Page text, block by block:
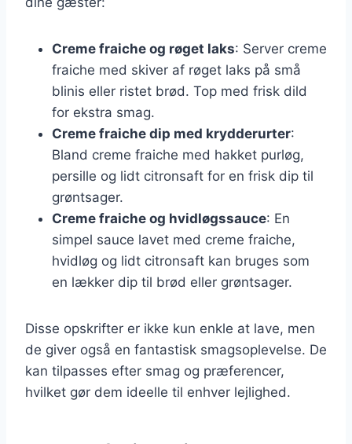
Creme fraiche og røget laks: Server creme
fraiche med skiver af røget laks på små
blinis eller ristet brød. Top med frisk dild
for ekstra smag.
Creme fraiche dip med krydderurter:
Bland creme fraiche med hakket purløg,
persille og lidt citronsaft for en frisk dip til
grøntsager.
Creme fraiche og hvidløgssauce: En
simpel sauce lavet med creme fraiche,
hvidløg og lidt citronsaft kan bruges som
en lækker dip til brød eller grøntsager.
Disse opskrifter er ikke kun enkle at lave, men
de giver også en fantastisk smagsoplevelse. De
kan tilpasses efter smag og præferencer,
hvilket gør dem ideelle til enhver lejlighed.